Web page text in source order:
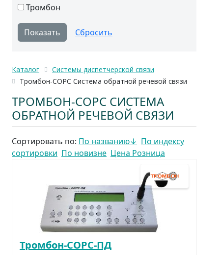
Тромбон
Каталог
Системы диспетчерской связи
Тромбон-СОРС Система обратной речевой связи
ТРОМБОН-СОРС СИСТЕМА
ОБРАТНОЙ РЕЧЕВОЙ СВЯЗИ
Сортировать по: По названию↓ По индексу
сортировки По новизне Цена Розница
Тромбон-СОРС-ПД